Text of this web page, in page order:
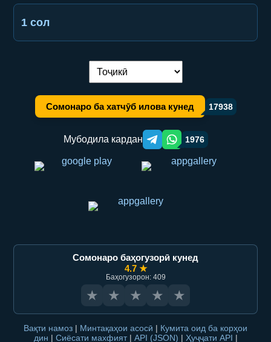
1 сол
Иваз кардани забон:
Сомонаро ба хатчӯб илова кунед 17938
Мубодила кардан Telegram orqali ulashish
WhatsApp orqali ulashish
1976
Сомонаро баҳогузорӣ кунед
4.7 ★
Баҳогузорон: 409
★ ★ ★ ★ ★
Вақти намоз | Минтақаҳои асосӣ | Кумита оид ба корҳои
дин | Сиёсати махфият | API (JSON) | Ҳуҷҷати API |